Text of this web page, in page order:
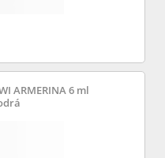
ARMERINA 6 ml